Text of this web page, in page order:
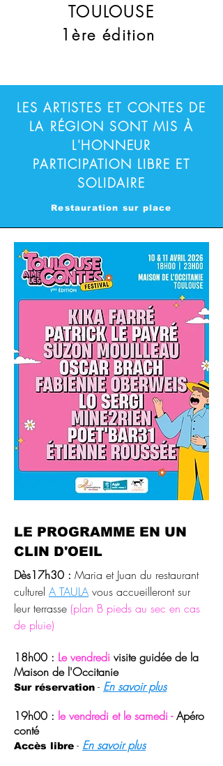
TOULOUSE
1ère édition
LES ARTISTES ET CONTES DE
LA RÉGION SONT MIS À
L'HONNEUR
PARTICIPATION LIBRE ET
SOLIDAIRE
Restauration sur place
LE PROGRAMME EN UN
CLIN D'OEIL
Dès17h30 : Maria et Juan du restaurant
culturel A TAULA vous accueilleront sur
leur terrasse (plan B pieds au sec en cas
de pluie)
18h00 : Le vendredi visite guidée de la
Maison de l'Occitanie
Sur réservation - En savoir plus
19h00 : le vendredi et le samedi -Apéro
conté
Accès libre - En savoir plus